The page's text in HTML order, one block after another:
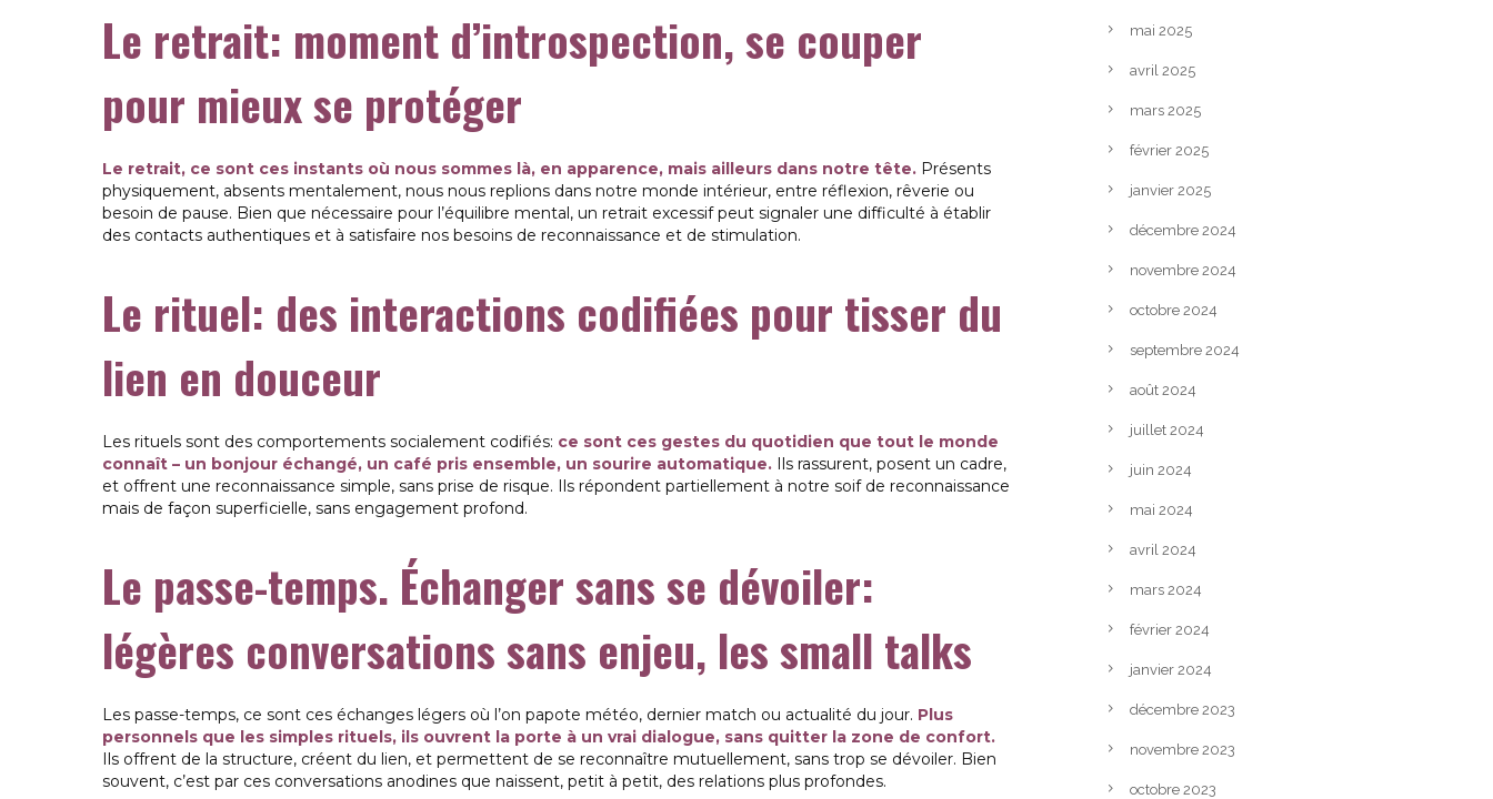
Le retrait: moment d’introspection, se couper
pour mieux se protéger
Le retrait, ce sont ces instants où nous sommes là, en apparence, mais ailleurs dans notre tête. Présents
physiquement, absents mentalement, nous nous replions dans notre monde intérieur, entre réflexion, rêverie ou
besoin de pause. Bien que nécessaire pour l’équilibre mental, un retrait excessif peut signaler une difficulté à établir
des contacts authentiques et à satisfaire nos besoins de reconnaissance et de stimulation.
Le rituel: des interactions codifiées pour tisser du
lien en douceur
Les rituels sont des comportements socialement codifiés: ce sont ces gestes du quotidien que tout le monde
connaît – un bonjour échangé, un café pris ensemble, un sourire automatique. Ils rassurent, posent un cadre,
et offrent une reconnaissance simple, sans prise de risque. Ils répondent partiellement à notre soif de reconnaissance
mais de façon superficielle, sans engagement profond.
Le passe-temps. Échanger sans se dévoiler:
légères conversations sans enjeu, les small talks
Les passe-temps, ce sont ces échanges légers où l’on papote météo, dernier match ou actualité du jour. Plus
personnels que les simples rituels, ils ouvrent la porte à un vrai dialogue, sans quitter la zone de confort.
Ils offrent de la structure, créent du lien, et permettent de se reconnaître mutuellement, sans trop se dévoiler. Bien
souvent, c’est par ces conversations anodines que naissent, petit à petit, des relations plus profondes.
mai 2025
avril 2025
mars 2025
février 2025
janvier 2025
décembre 2024
novembre 2024
octobre 2024
septembre 2024
août 2024
juillet 2024
juin 2024
mai 2024
avril 2024
mars 2024
février 2024
janvier 2024
décembre 2023
novembre 2023
octobre 2023